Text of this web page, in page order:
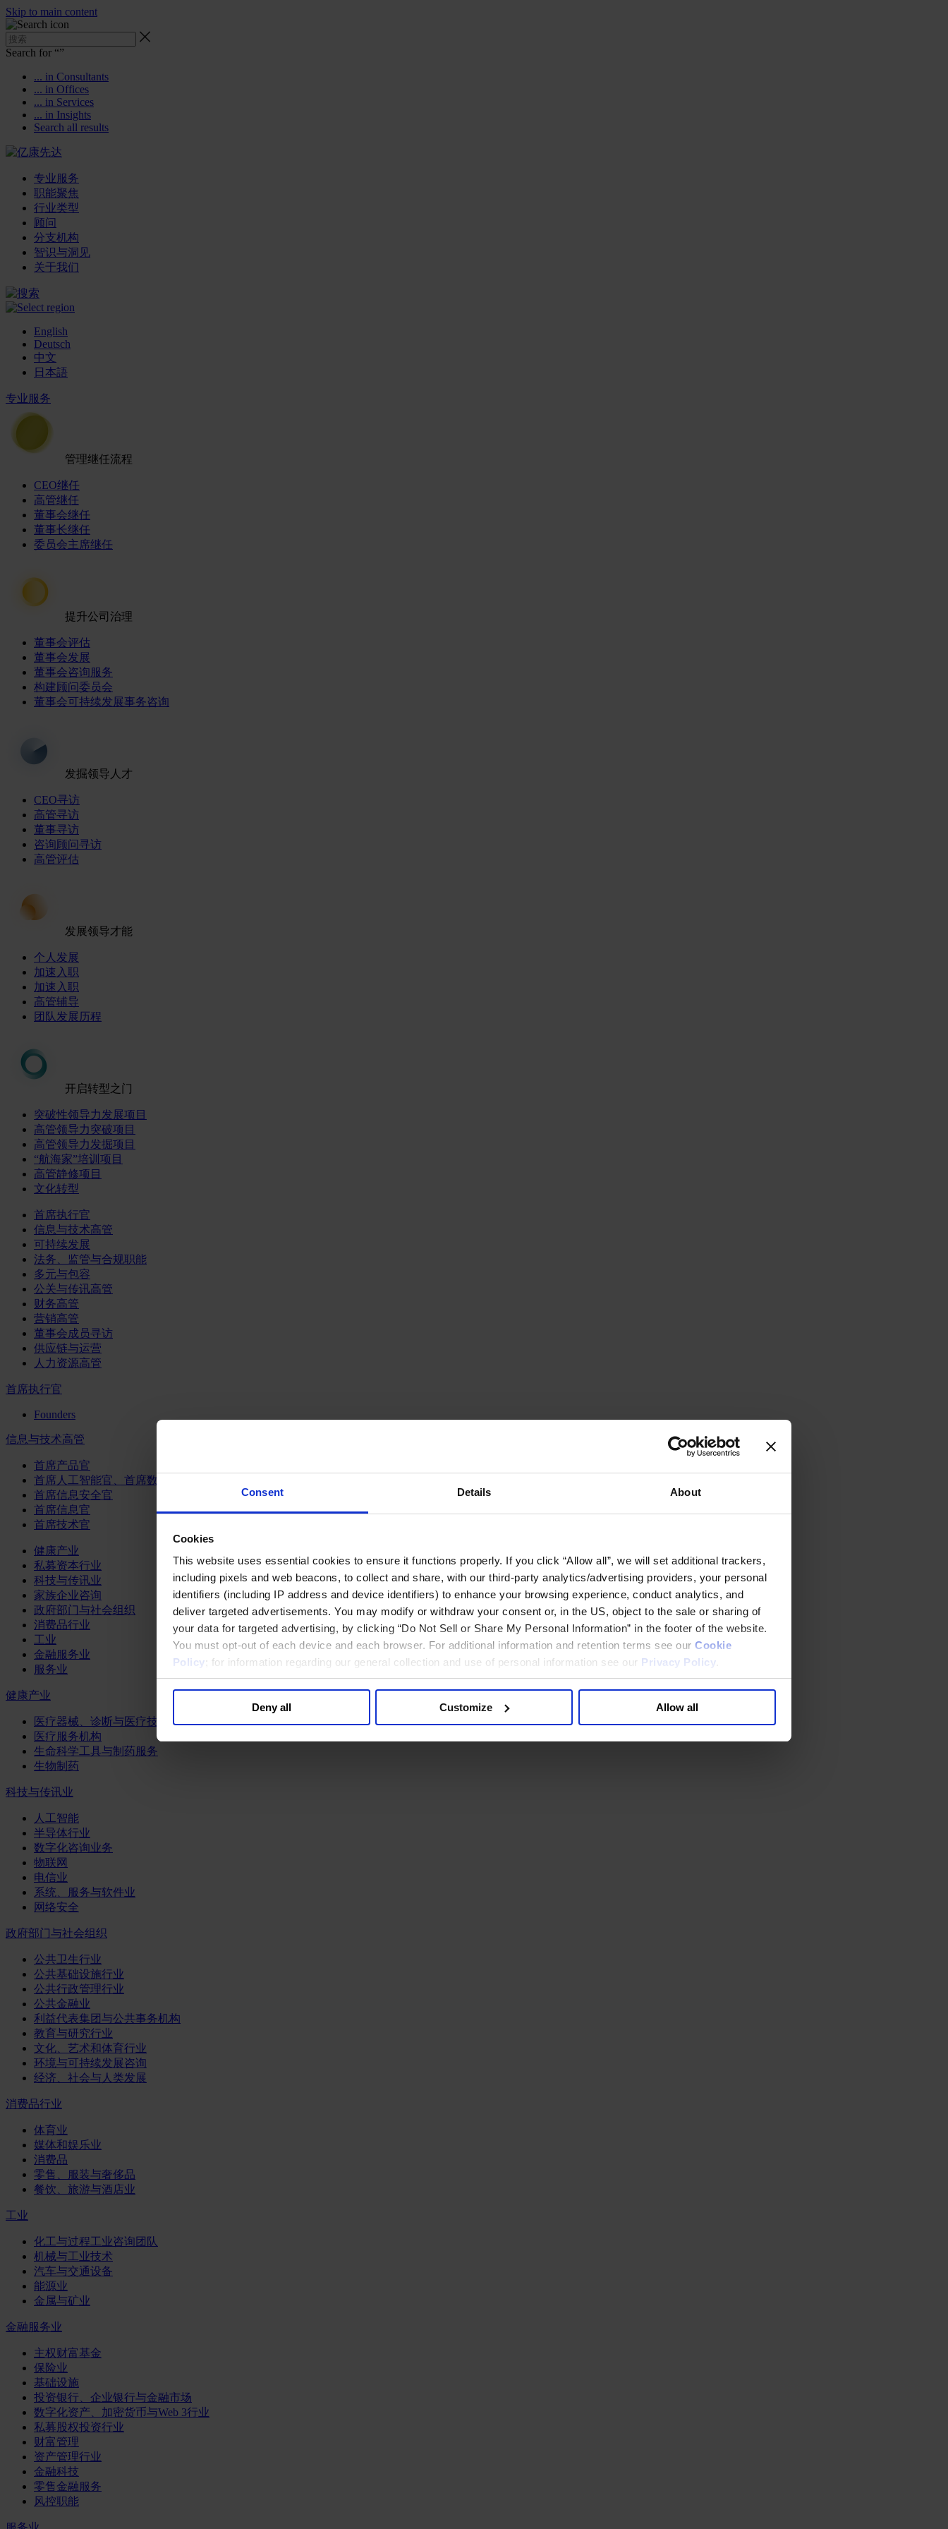
Consent Details About
Cookies
This website uses essential cookies to ensure it functions properly. If you click “Allow all”, we will set additional trackers,
including pixels and web beacons, to collect and share, with our third-party analytics/advertising providers, your personal
identifiers (including IP address and device identifiers) to enhance your browsing experience, conduct analytics, and
deliver targeted advertisements. You may modify or withdraw your consent or, in the US, object to the sale or sharing of
your data for targeted advertising, by clicking “Do Not Sell or Share My Personal Information” in the footer of the website.
You must opt-out of each device and each browser. For additional information and retention terms see our Cookie
Policy; for information regarding our general collection and use of personal information see our Privacy Policy
Deny all Customize Allow all
Skip to main content
Search for “”
... in Consultants
... in Offices
... in Services
... in Insights
Search all results
专业服务
职能聚焦
行业类型
顾问
分支机构
智识与洞见
关于我们
English
Deutsch
中文
日本語
专业服务
管理继任流程
CEO继任
高管继任
董事会继任
董事长继任
委员会主席继任
提升公司治理
董事会评估
董事会发展
董事会咨询服务
构建顾问委员会
董事会可持续发展事务咨询
发掘领导人才
CEO寻访
高管寻访
董事寻访
咨询顾问寻访
高管评估
发展领导才能
个人发展
加速入职
加速入职
高管辅导
团队发展历程
开启转型之门
突破性领导力发展项目
高管领导力突破项目
高管领导力发掘项目
“航海家”培训项目
高管静修项目
文化转型
首席执行官
信息与技术高管
可持续发展
法务、监管与合规职能
多元与包容
公关与传讯高管
财务高管
营销高管
董事会成员寻访
供应链与运营
人力资源高管
首席执行官
Founders
信息与技术高管
首席产品官
首席人工智能官、首席数据官和首席数据解析官
首席信息安全官
首席信息官
首席技术官
健康产业
私募资本行业
科技与传讯业
家族企业咨询
政府部门与社会组织
消费品行业
工业
金融服务业
服务业
健康产业
医疗器械、诊断与医疗技术
医疗服务机构
生命科学工具与制药服务
生物制药
科技与传讯业
人工智能
半导体行业
数字化咨询业务
物联网
电信业
系统、服务与软件业
网络安全
政府部门与社会组织
公共卫生行业
公共基础设施行业
公共行政管理行业
公共金融业
利益代表集团与公共事务机构
教育与研究行业
文化、艺术和体育行业
环境与可持续发展咨询
经济、社会与人类发展
消费品行业
体育业
媒体和娱乐业
消费品
零售、服装与奢侈品
餐饮、旅游与酒店业
工业
化工与过程工业咨询团队
机械与工业技术
汽车与交通设备
能源业
金属与矿业
金融服务业
主权财富基金
保险业
基础设施
投资银行、企业银行与金融市场
数字化资产、加密货币与Web 3行业
私募股权投资行业
财富管理
资产管理行业
金融科技
零售金融服务
风控职能